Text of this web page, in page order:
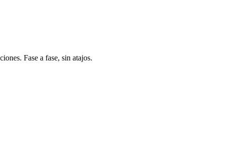
Fase a fase, sin atajos.